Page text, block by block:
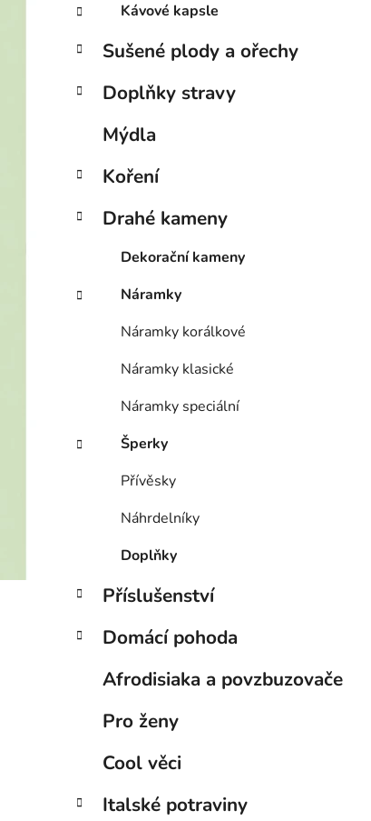
p
a
n
e
Kávové kapsle
Sušené plody a ořechy
Doplňky stravy
Mýdla
Koření
Drahé kameny
Dekorační kameny
Náramky
Náramky korálkové
Náramky klasické
Náramky speciální
Šperky
Přívěsky
Náhrdelníky
Doplňky
Příslušenství
Domácí pohoda
Afrodisiaka a povzbuzovače
Pro ženy
Cool věci
Italské potraviny